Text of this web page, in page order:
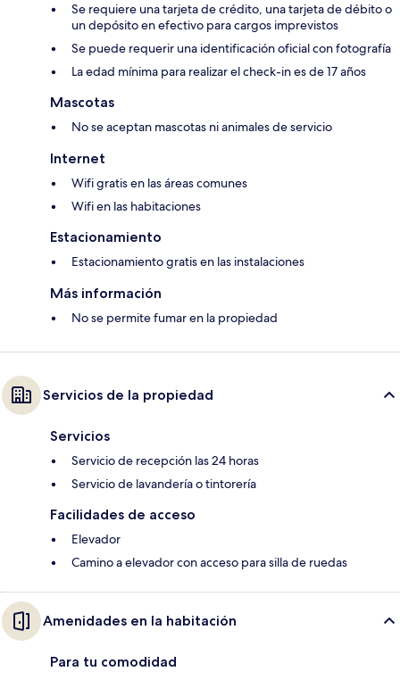
Se requiere una tarjeta de crédito, una tarjeta de débito o
un depósito en efectivo para cargos imprevistos
Se puede requerir una identificación oficial con fotografía
La edad mínima para realizar el check-in es de 17 años
Mascotas
No se aceptan mascotas ni animales de servicio
Internet
Wifi gratis en las áreas comunes
Wifi en las habitaciones
Estacionamiento
Estacionamiento gratis en las instalaciones
Más información
No se permite fumar en la propiedad
Servicios de la propiedad
Servicios
Servicio de recepción las 24 horas
Servicio de lavandería o tintorería
Facilidades de acceso
Elevador
Camino a elevador con acceso para silla de ruedas
Amenidades en la habitación
Para tu comodidad